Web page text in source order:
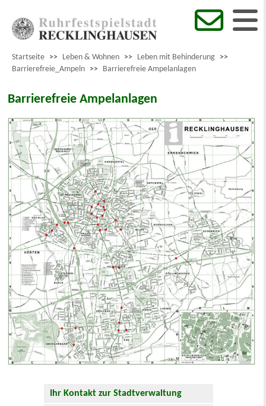
Startseite >> Leben & Wohnen >> Leben mit Behinderung >>
Barrierefreie_Ampeln >> Barrierefreie Ampelanlagen
Barrierefreie Ampelanlagen
Ihr Kontakt zur Stadtverwaltung